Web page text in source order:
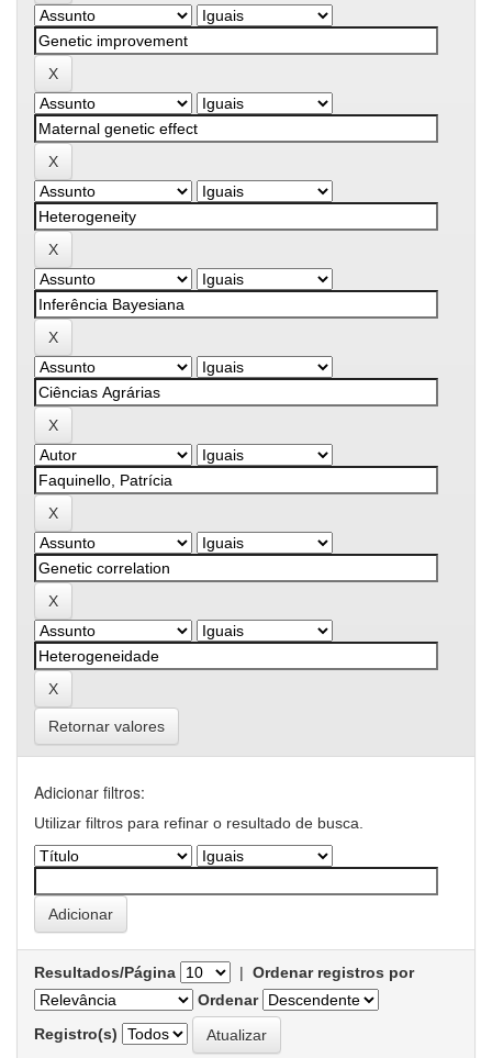
Retornar valores
Adicionar filtros:
Utilizar filtros para refinar o resultado de busca.
Resultados/Página | Ordenar registros por
Ordenar
Registro(s)